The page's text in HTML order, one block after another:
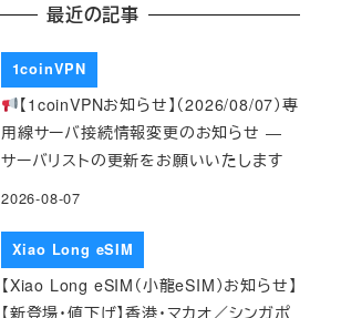
最近の記事
1coinVPN
【1coinVPNお知らせ】（2026/08/07）専
用線サーバ接続情報変更のお知らせ ―
サーバリストの更新をお願いいたします
2026-08-07
Xiao Long eSIM
【Xiao Long eSIM（小龍eSIM）お知らせ】
【新登場・値下げ】香港・マカオ／シンガポ